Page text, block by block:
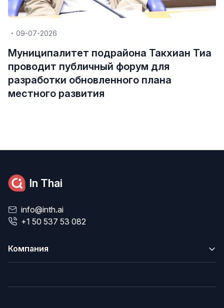
09-07-2026
Муниципалитет подрайона Такхиан Тиа
проводит публичный форум для
разработки обновленного плана
местного развития
In Thai
info@inth.ai
+1 50 537 53 082
Компания